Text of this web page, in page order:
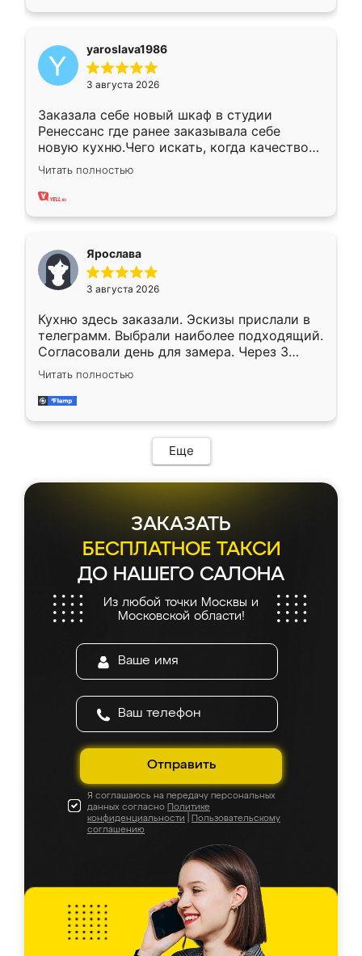
yaroslava1986
3 августа 2026
Заказала себе новый шкаф в студии
Ренессанс где ранее заказывала себе
новую кухню.Чего искать, когда качеством
вполне довольна. Служит кухня уже почти
два года, нареканий нет.
Читать полностью
Ярослава
3 августа 2026
Кухню здесь заказали. Эскизы прислали в
телеграмм. Выбрали наиболее подходящий.
Согласовали день для замера. Через 3
недели кухня была уже готова. Остались
довольны работой. Спасибо Ренессанс
мебель за качественную работу!
Читать полностью
Еще
ЗАКАЗАТЬ
БЕСПЛАТНОЕ ТАКСИ
ДО НАШЕГО САЛОНА
Из любой точки Москвы и
Московской области!
Отправить
Я соглашаюсь на передачу персональных
данных согласно Политике
конфиденциальности
Пользовательскому
соглашению